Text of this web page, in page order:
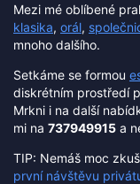
Mezi mé oblíbené
klasika, orál,
mnoho dalšího.
Setkáme se formou
diskrétním prostředí
Mrkni i na další
mi na 737949915 a
TIP: Nemáš moc
první návštěvu